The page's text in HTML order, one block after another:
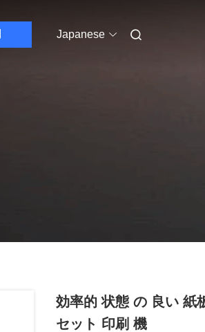
Japanese
効率的 状態 の 良い 紙
セット 印刷 機